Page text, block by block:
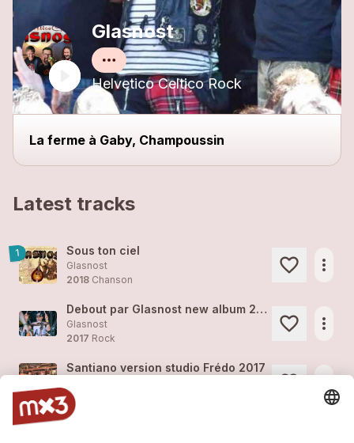
Glasnost
Helvetico Celtico Rock
La ferme à Gaby, Champoussin
Latest tracks
1 Sous ton ciel
Glasnost
2018 Chanson
more_horiz
Debout par Glasnost new album 2018
Glasnost
2017 Rock
more_horiz
Santiano version studio Frédo 2017
2017